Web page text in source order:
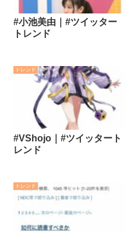
#小池美由｜#ツイッター
トレンド
トレンド
#VShojo｜#ツイッタート
レンド
トレンド